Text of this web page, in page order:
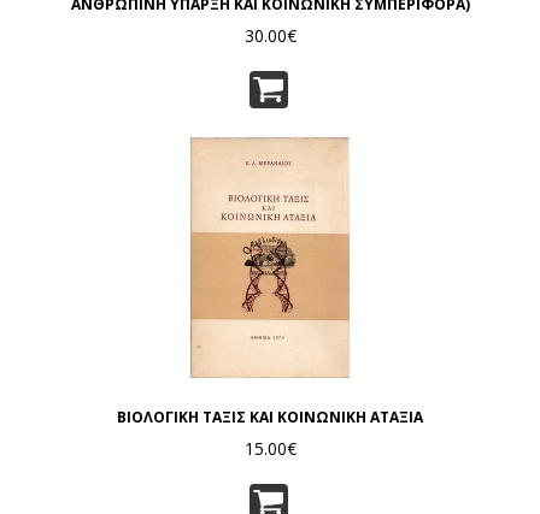
ΑΝΘΡΩΠΙΝΗ ΥΠΑΡΞΗ ΚΑΙ ΚΟΙΝΩΝΙΚΗ ΣΥΜΠΕΡΙΦΟΡΑ)
30.00€
ΒΙΟΛΟΓΙΚΗ ΤΑΞΙΣ ΚΑΙ ΚΟΙΝΩΝΙΚΗ ΑΤΑΞΙΑ
15.00€